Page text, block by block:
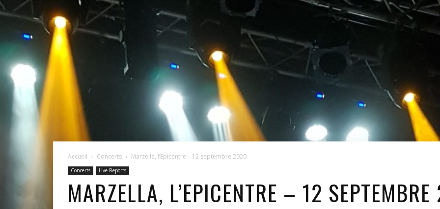
Accueil Concerts Marzella, l’Epicentre – 12 septembre 2020
Concerts Live Reports
MARZELLA, L’EPICENTRE – 12